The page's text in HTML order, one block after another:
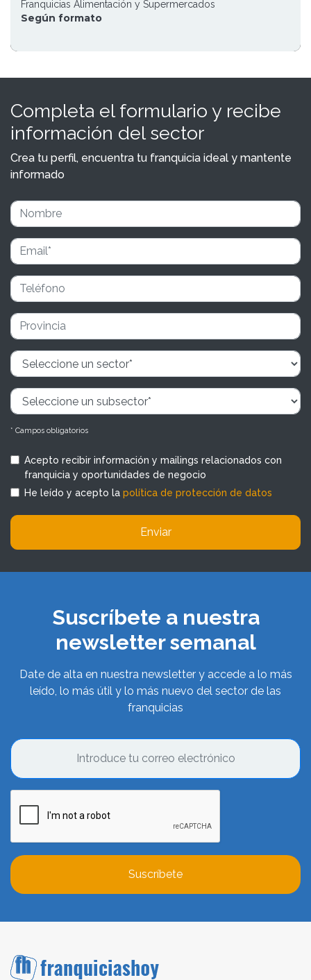
Franquicias Alimentación y Supermercados
Según formato
Completa el formulario y recibe
información del sector
Crea tu perfil, encuentra tu franquicia ideal y mantente
informado
* Campos obligatorios
Acepto recibir información y mailings relacionados con
franquicia y oportunidades de negocio
He leído y acepto la política de protección de datos
Enviar
Suscríbete a nuestra
newsletter semanal
Date de alta en nuestra newsletter y accede a lo más
leído, lo más útil y lo más nuevo del sector de las
franquicias
Suscríbete